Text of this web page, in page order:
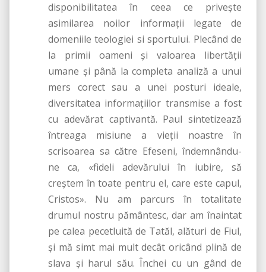
disponibilitatea în ceea ce priveşte
asimilarea noilor informaţii legate de
domeniile teologiei si sportului. Plecând de
la primii oameni şi valoarea libertăţii
umane şi până la completa analiză a unui
mers corect sau a unei posturi ideale,
diversitatea informaţiilor transmise a fost
cu adevărat captivantă. Paul sintetizează
întreaga misiune a vieţii noastre în
scrisoarea sa către Efeseni, îndemnându-
ne ca, «fideli adevărului în iubire, să
creştem în toate pentru el, care este capul,
Cristos». Nu am parcurs în totalitate
drumul nostru pământesc, dar am înaintat
pe calea pecetluită de Tatăl, alături de Fiul,
şi mă simt mai mult decât oricând plină de
slava şi harul său. Închei cu un gând de